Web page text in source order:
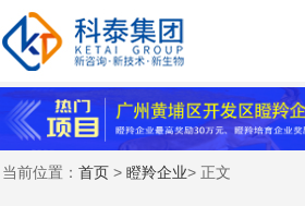
当前位置： 首页 > 瞪羚企业> 正文